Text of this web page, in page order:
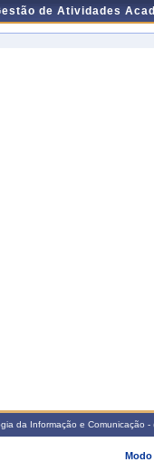
de Atividades
da Informação e
Modo